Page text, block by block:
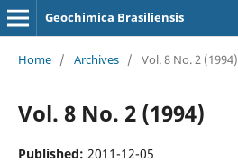
Geochimica Brasiliensis
Home / Archives / Vol. 8 No. 2 (1994)
Vol. 8 No. 2 (1994)
Published: 2011-12-05